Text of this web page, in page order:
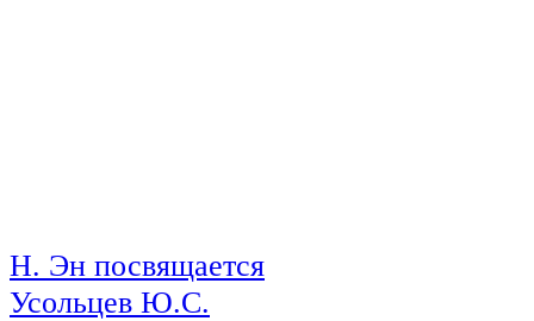
Н. Эн посвящается
Усольцев Ю.С.